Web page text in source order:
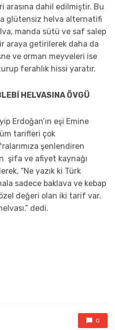
arasına dahil edilmiştir. Bu
glütensiz helva alternatifi
manda sütü ve saf salep
araya getirilerek daha da
ve orman meyveleri ise
ferahlık hissi yaratır.
HELVASINA ÖVGÜ
Erdoğan’ın eşi Emine
tarifleri çok
şenlendiren
şifa ve afiyet kaynağı
“Ne yazık ki Türk
sadece baklava ve kebap
değeri olan iki tarif var.
dedi.
0